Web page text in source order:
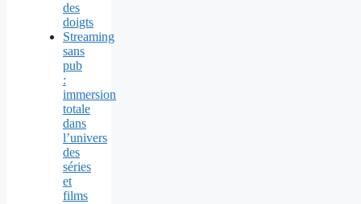
des
doigts
Streaming
sans
pub
:
immersion
totale
dans
l’univers
des
séries
et
films